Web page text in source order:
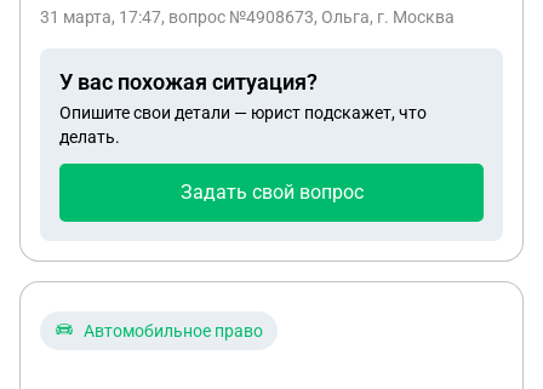
них , но как выяснилось на следующий день когда
изучив все документы - обнаружили что в
кредитном договоре все верно, а вот в договоре
купли-продажи цена автомобиля указана на 300т
дополнительная гарантия и она включена в
прописано. Скажите пожалуйста, если ли шанс
сделать и сколько стоит у вас составить
31 марта, 17:47, вопрос №4908673, Ольга, г. Москва
У вас похожая ситуация?
Опишите свои детали — юрист подскажет, что
делать.
Задать свой вопрос
Автомобильное право